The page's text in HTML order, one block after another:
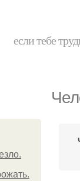
если тебе